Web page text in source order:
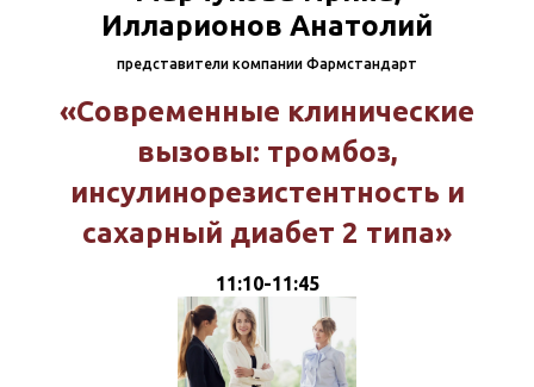
Илларионов Анатолий
представители компании Фармстандарт
«Современные клинические
вызовы: тромбоз,
инсулинорезистентность и
сахарный диабет 2 типа»
11:10-11:45